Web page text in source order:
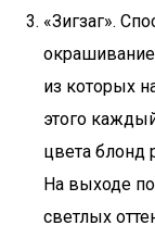
«Зигзаг».
из которых
этого
цвета блонд
На выходе
светлых